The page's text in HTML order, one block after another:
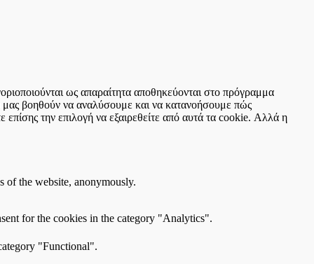
ως απαραίτητα αποθηκεύονται στο πρόγραμμα
μας βοηθούν να αναλύσουμε και να κατανοήσουμε πώς
την επιλογή να εξαιρεθείτε από αυτά τα cookie. Αλλά η
of the website, anonymously.
for the cookies in the category "Analytics".
"Functional".